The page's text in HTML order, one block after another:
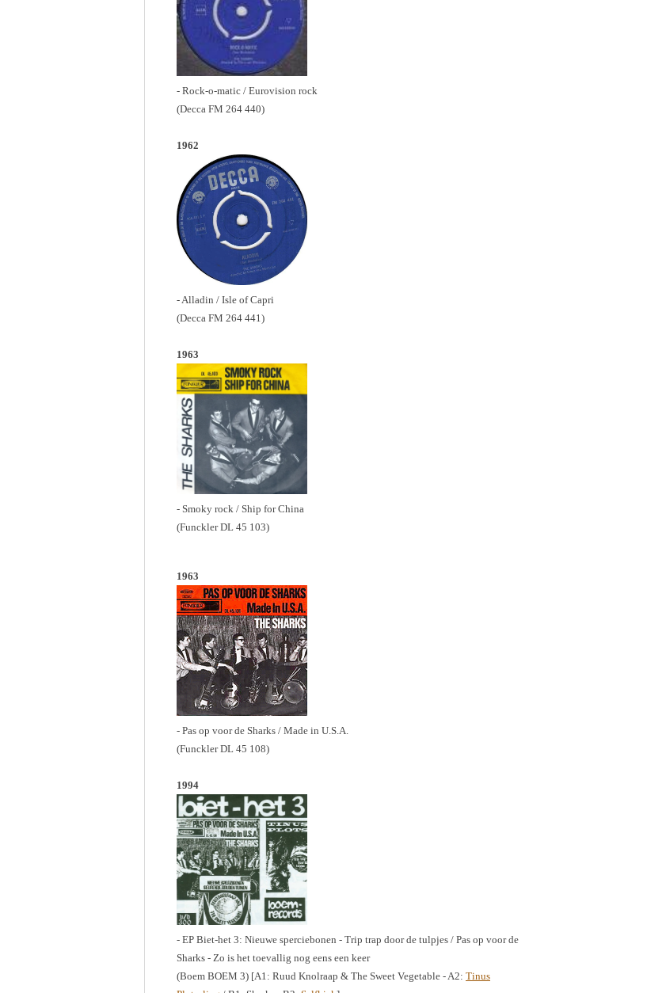
- Rock-o-matic / Eurovision rock
(Decca FM 264 440)
1962
- Alladin / Isle of Capri
(Decca FM 264 441)
1963
- Smoky rock / Ship for China
(Funckler DL 45 103)
1963
- Pas op voor de Sharks / Made in U.S.A.
(Funckler DL 45 108)
1994
- EP Biet-het 3: Nieuwe sperciebonen - Trip trap door de tulpjes / Pas op voor de
Sharks - Zo is het toevallig nog eens een keer
(Boem BOEM 3) [A1: Ruud Knolraap & The Sweet Vegetable - A2: Tinus